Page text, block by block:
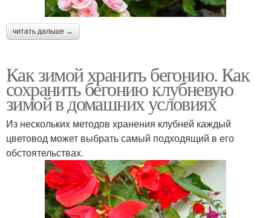
читать дальше →
Как зимой хранить бегонию. Как
сохранить бегонию клубневую
зимой в домашних условиях
Из нескольких методов хранения клубней каждый
цветовод может выбрать самый подходящий в его
обстоятельствах.